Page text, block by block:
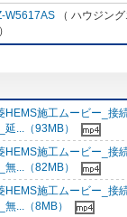
W5617AS （ ハウジン
HEMS施工ムービー_接
延...（93MB）
HEMS施工ムービー_接
無...（82MB）
HEMS施工ムービー_接
無...（8MB）